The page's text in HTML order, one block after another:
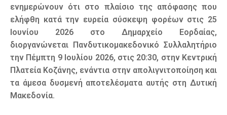
ενημερώνουν ότι στο πλαίσιο της απόφασης που
ελήφθη κατά την ευρεία σύσκεψη φορέων στις 25
Ιουνίου 2026 στο Δημαρχείο Εορδαίας,
διοργανώνεται Πανδυτικομακεδονικό Συλλαλητήριο
την Πέμπτη 9 Ιουλίου 2026, στις 20:30, στην Κεντρική
Πλατεία Κοζάνης, ενάντια στην απολιγνιτοποίηση και
τα άμεσα δυσμενή αποτελέσματα αυτής στη Δυτική
Μακεδονία.